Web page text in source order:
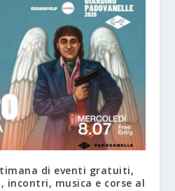
di eventi gratuiti,
incontri, musica e corse al